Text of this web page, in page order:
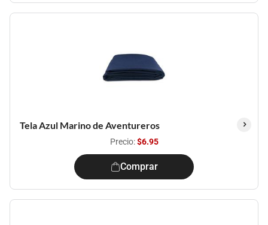
Tela Azul Marino de Aventureros
Precio:$6.95
Comprar